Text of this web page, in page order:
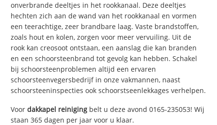
onverbrande deeltjes in het rookkanaal. Deze deeltjes
hechten zich aan de wand van het rookkanaal en vormen
een teerachtige, zeer brandbare laag. Vaste brandstoffen,
zoals hout en kolen, zorgen voor meer vervuiling. Uit de
rook kan creosoot ontstaan, een aanslag die kan branden
en een schoorsteenbrand tot gevolg kan hebben. Schakel
bij schoorsteenproblemen altijd een ervaren
schoorsteenvegersbedrijf in onze vakmannen, naast
schoorsteeninspecties ook schoorstseenlekkages verhelpen.
Voordakkapel reiniging belt u deze avond 0165-235053! Wij
staan 365 dagen per jaar voor u klaar.